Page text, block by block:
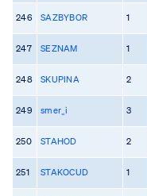
246 SAZBYBOR 1
247 SEZNAM 1
248 SKUPINA 2
249 smer_i 3
250 STAHOD 2
251 STAKOCUD 1